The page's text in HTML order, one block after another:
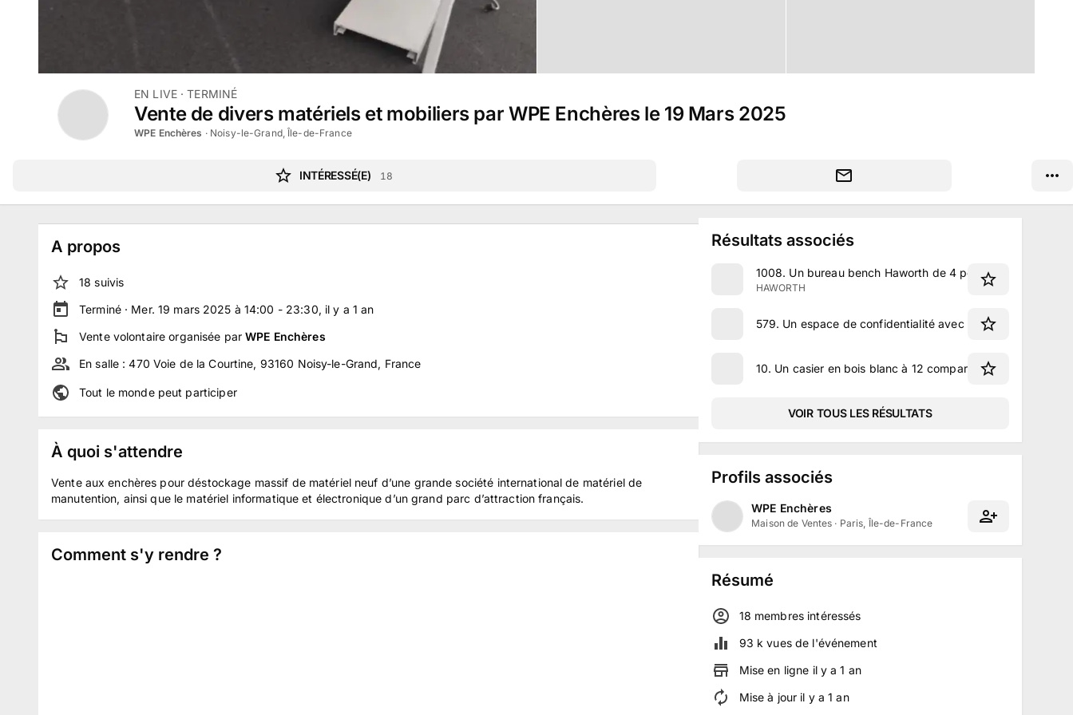
EN LIVE· TERMINÉ
Vente de divers matériels et mobiliers par WPE Enchères le 19 Mars 2025
WPE Enchères · Noisy-le-Grand, Île-de-France
INTÉRESSÉ(E) 18
A propos
18 suivis
Terminé · Mer. 19 mars 2025 à 14:00 - 23:30, il y a 1 an
Vente volontaire organisée parWPE Enchères
En salle :470 Voie de la Courtine, 93160 Noisy-le-Grand, France
Tout le monde peut participer
À quoi s'attendre
Vente aux enchères pour déstockage massif de matériel neuf d’une grande société international de matériel de
manutention, ainsi que le matériel informatique et électronique d’un grand parc d’attraction français.
Comment s'y rendre ?
Résultats associés
1008. Un bureau bench Haworth de 4 postes de travail
HAWORTH
579. Un espace de confidentialité avec 2 banquettes et
10. Un casier en bois blanc à 12 compartiments
VOIR TOUS LES RÉSULTATS
Profils associés
WPE Enchères
Maison de Ventes · Paris, Île-de-France
Résumé
18 membresintéressés
93 k vues de l'événement
Mise en ligne il y a1 an
Mise à jour il y a1 an